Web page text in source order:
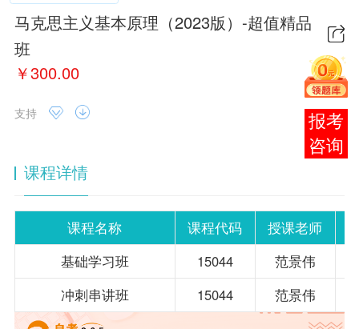
马克思主义基本原理（2023版）-超值精品
班
￥300.00
支持
课程详情
课程名称 课程代码
授课老师
基础学习班
15044 范景伟
冲刺串讲班
15044 范景伟
报考
咨询